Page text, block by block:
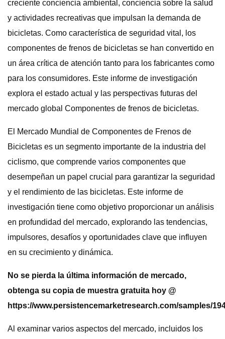
creciente conciencia ambiental, conciencia sobre la salud
y actividades recreativas que impulsan la demanda de
bicicletas. Como característica de seguridad vital, los
componentes de frenos de bicicletas se han convertido en
un área crítica de atención tanto para los fabricantes como
para los consumidores. Este informe de investigación
explora el estado actual y las perspectivas futuras del
mercado global Componentes de frenos de bicicletas.
El Mercado Mundial de Componentes de Frenos de
Bicicletas es un segmento importante de la industria del
ciclismo, que comprende varios componentes que
desempeñan un papel crucial para garantizar la seguridad
y el rendimiento de las bicicletas. Este informe de
investigación tiene como objetivo proporcionar un análisis
en profundidad del mercado, explorando las tendencias,
impulsores, desafíos y oportunidades clave que influyen
en su crecimiento y dinámica.
No se pierda la última información de mercado,
obtenga su copia de muestra gratuita hoy @
https://www.persistencemarketresearch.com/samples/
Al examinar varios aspectos del mercado, incluidos los